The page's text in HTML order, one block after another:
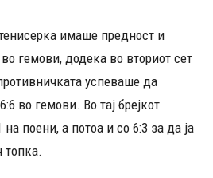
имаше предност и
гемови, додека во вториот сет
успеваше да
во гемови. Во тај брејкот
поени, а потоа и со 6:3 за да ја
топка.